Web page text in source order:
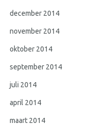
december 2014
november 2014
oktober 2014
september 2014
juli 2014
april 2014
maart 2014